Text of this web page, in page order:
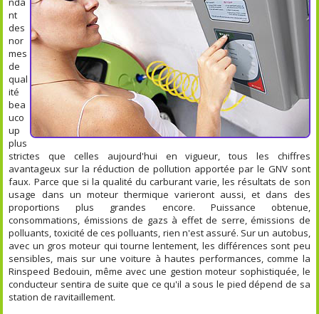
nt
des
nor
mes
de
qual
ité
bea
uco
up
plus
strictes que celles aujourd'hui en vigueur, tous les chiffres
avantageux sur la réduction de pollution apportée par le GNV sont
faux. Parce que si la qualité du carburant varie, les résultats de son
usage dans un moteur thermique varieront aussi, et dans des
proportions plus grandes encore. Puissance obtenue,
consommations, émissions de gazs à effet de serre, émissions de
polluants, toxicité de ces polluants, rien n'est assuré. Sur un autobus,
avec un gros moteur qui tourne lentement, les différences sont peu
sensibles, mais sur une voiture à hautes performances, comme la
Rinspeed Bedouin, même avec une gestion moteur sophistiquée, le
conducteur sentira de suite que ce qu'il a sous le pied dépend de sa
station de ravitaillement.